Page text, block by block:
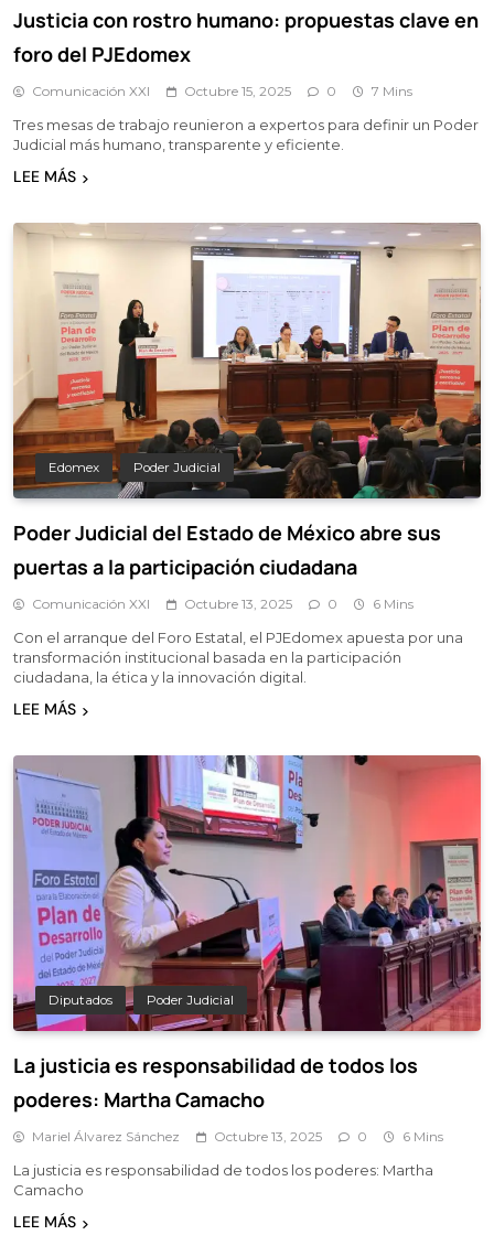
Justicia con rostro humano: propuestas clave en
foro del PJEdomex
Comunicación XXI Octubre 15, 2025 0 7 Mins
Tres mesas de trabajo reunieron a expertos para definir un Poder
Judicial más humano, transparente y eficiente.
LEE MÁS
Edomex Poder Judicial
Poder Judicial del Estado de México abre sus
puertas a la participación ciudadana
Comunicación XXI Octubre 13, 2025 0 6 Mins
Con el arranque del Foro Estatal, el PJEdomex apuesta por una
transformación institucional basada en la participación
ciudadana, la ética y la innovación digital.
LEE MÁS
Diputados Poder Judicial
La justicia es responsabilidad de todos los
poderes: Martha Camacho
Mariel Álvarez Sánchez Octubre 13, 2025 0 6 Mins
La justicia es responsabilidad de todos los poderes: Martha
Camacho
LEE MÁS